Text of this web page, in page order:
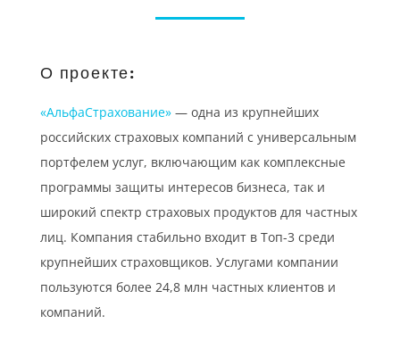
О проекте:
«АльфаСтрахование» — одна из крупнейших
российских страховых компаний с универсальным
портфелем услуг, включающим как комплексные
программы защиты интересов бизнеса, так и
широкий спектр страховых продуктов для частных
лиц. Компания стабильно входит в Топ-3 среди
крупнейших страховщиков. Услугами компании
пользуются более 24,8 млн частных клиентов и
компаний.